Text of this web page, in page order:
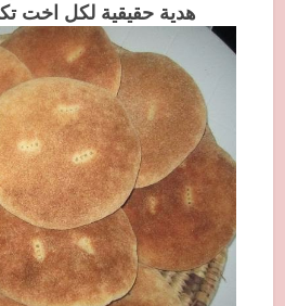
هدية حقيقية لكل اخت